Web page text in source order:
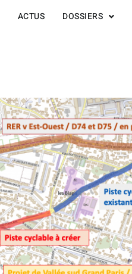
ACTUS DOSSIERS